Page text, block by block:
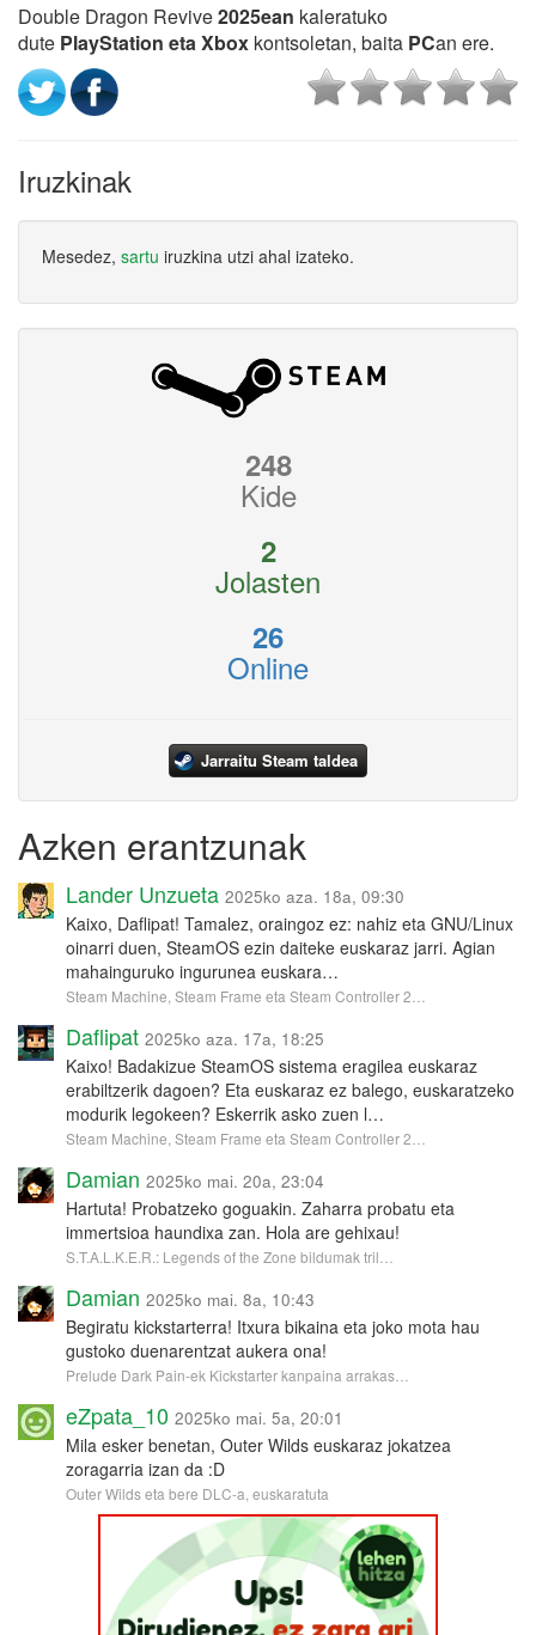
Double Dragon Revive2025ean kaleratuko
dute PlayStation eta Xbox kontsoletan, baita PCan ere.
Iruzkinak
Mesedez, sartu iruzkina utzi ahal izateko.
248
Kide
2
Jolasten
26
Online
Jarraitu Steam taldea
Azken erantzunak
Lander Unzueta 2025ko aza. 18a, 09:30
Kaixo, Daflipat! Tamalez, oraingoz ez: nahiz eta GNU/Linux
oinarri duen, SteamOS ezin daiteke euskaraz jarri. Agian
mahainguruko ingurunea euskara…
Steam Machine, Steam Frame eta Steam Controller 2…
Daflipat 2025ko aza. 17a, 18:25
Kaixo! Badakizue SteamOS sistema eragilea euskaraz
erabiltzerik dagoen? Eta euskaraz ez balego, euskaratzeko
modurik legokeen? Eskerrik asko zuen l…
Steam Machine, Steam Frame eta Steam Controller 2…
Damian 2025ko mai. 20a, 23:04
Hartuta! Probatzeko goguakin. Zaharra probatu eta
immertsioa haundixa zan. Hola are gehixau!
S.T.A.L.K.E.R.: Legends of the Zone bildumak tril…
Damian 2025ko mai. 8a, 10:43
Begiratu kickstarterra! Itxura bikaina eta joko mota hau
gustoko duenarentzat aukera ona!
Prelude Dark Pain-ek Kickstarter kanpaina arrakas…
eZpata_10 2025ko mai. 5a, 20:01
Mila esker benetan, Outer Wilds euskaraz jokatzea
zoragarria izan da :D
Outer Wilds eta bere DLC-a, euskaratuta